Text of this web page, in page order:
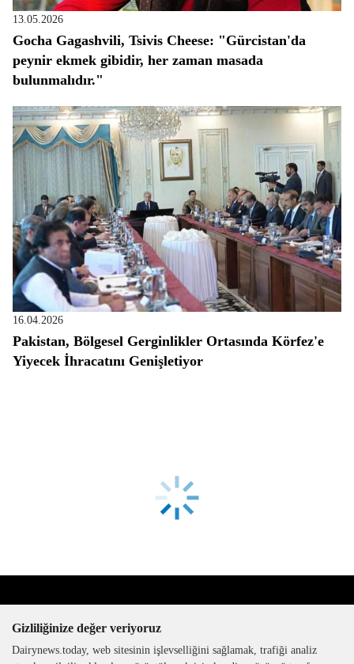
13.05.2026
Gocha Gagashvili, Tsivis Cheese: "Gürcistan'da
peynir ekmek gibidir, her zaman masada
bulunmalıdır."
16.04.2026
Pakistan, Bölgesel Gerginlikler Ortasında Körfez'e
Yiyecek İhracatını Genişletiyor
Gizliliğinize değer veriyoruz
Dairynews.today, web sitesinin işlevselliğini sağlamak, trafiği analiz